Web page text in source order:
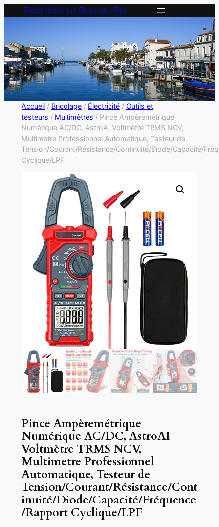
Electricien Le Grau-du-Roi
Accueil/ Bricolage/ Électricité/ Outils et
testeurs / Multimètres / Pince Ampèremétrique
Numérique AC/DC, AstroAI Voltmètre TRMS NCV,
Multimetre Professionnel Automatique, Testeur de
Tension/Courant/Résistance/Continuité/Diode/Capacité/
Cyclique/LPF
Pince Ampèremétrique
Numérique AC/DC, AstroAI
Voltmètre TRMS NCV,
Multimetre Professionnel
Automatique, Testeur de
Tension/Courant/Résistance/Cont
inuité/Diode/Capacité/Fréquence
/Rapport Cyclique/LPF